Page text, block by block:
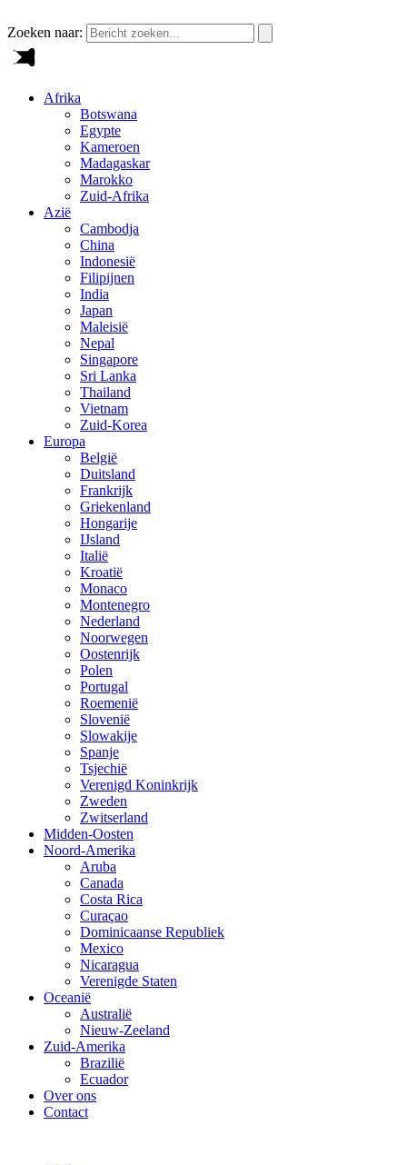
Zoeken naar:
Afrika
Botswana
Egypte
Kameroen
Madagaskar
Marokko
Zuid-Afrika
Azië
Cambodja
China
Indonesië
Filipijnen
India
Japan
Maleisië
Nepal
Singapore
Sri Lanka
Thailand
Vietnam
Zuid-Korea
Europa
België
Duitsland
Frankrijk
Griekenland
Hongarije
IJsland
Italië
Kroatië
Monaco
Montenegro
Nederland
Noorwegen
Oostenrijk
Polen
Portugal
Roemenië
Slovenië
Slowakije
Spanje
Tsjechië
Verenigd Koninkrijk
Zweden
Zwitserland
Midden-Oosten
Noord-Amerika
Aruba
Canada
Costa Rica
Curaçao
Dominicaanse Republiek
Mexico
Nicaragua
Verenigde Staten
Oceanië
Australië
Nieuw-Zeeland
Zuid-Amerika
Brazilië
Ecuador
Over ons
Contact